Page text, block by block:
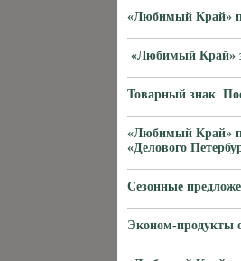
«Любимый Край»
«Любимый Край»
Товарный знак
«Любимый Край»
«Делового
Сезонные
Эконом-продукты